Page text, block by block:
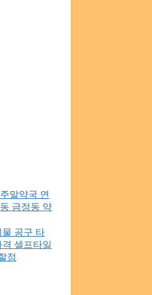
말약국 연
금정동 약
공구 타
셀프타일
점